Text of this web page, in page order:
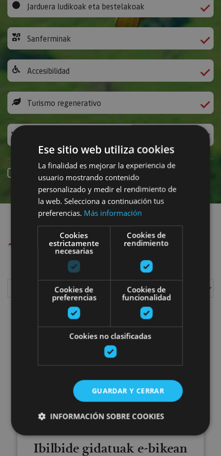
Jarduera ludikoak eta bestelakoak
Sanferminak
Accesibilidad
Turismo regenerativo
Online erreserba
Planak aurkitu
1 plan aurkitu ditugu
Ibilbide gidatuak e-bikean
Ibilbide gidatuak e-bikean
Ese sitio web utiliza cookies
La finalidad es mejorar la experiencia de
usuario mostrando contenido
personalizado y medir el rendimiento de
la web. Selecciona a continuación tus
preferencias. Más información
Cookies
estrictamente
necesarias
Cookies de
rendimiento
Cookies de
preferencias
Cookies de
funcionalidad
Cookies no clasificadas
GUARDAR Y CERRAR
INFORMACIÓN SOBRE COOKIES